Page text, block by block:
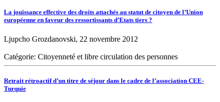
La jouissance effective des droits attachés au statut de citoyen de l’Union
européenne en faveur des ressortissants d’Etats tiers ?
Ljupcho Grozdanovski, 22 novembre 2012
Catégorie: Citoyenneté et libre circulation des personnes
Retrait rétroactif d’un titre de séjour dans le cadre de l’association CEE-
Turquie